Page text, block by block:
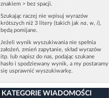
znakiem > bez spacji.
Szukając raczej nie wpisuj wyrazów
krótszych niż 3 litery (takich jak na, w, i),
będą pomijane.
Jeżeli wynik wyszukiwania nie spełnia
założeń, zmień zapytanie, skład wyrazów
itp. lub napisz do nas, podając szukane
hasło i spodziewany wynik, a my postaramy
się usprawnić wyszukiwarkę.
KATEGORIE WIADOMOŚCI